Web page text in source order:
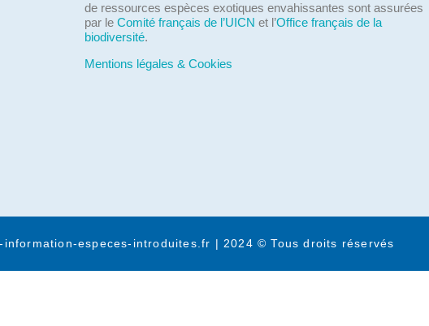
de ressources espèces exotiques envahissantes sont assurées
par le Comité français de l’UICN et l’Office français de la
biodiversité.
Mentions légales & Cookies
information-especes-introduites.fr | 2024 © Tous droits réservés